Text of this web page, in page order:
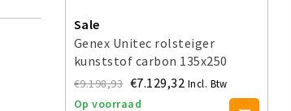
Sale
Genex Unitec rolsteiger
kunststof carbon 135x250
werkhoogte 4 m
€9.198,93 €7.129,32 Incl. Btw
Op voorraad